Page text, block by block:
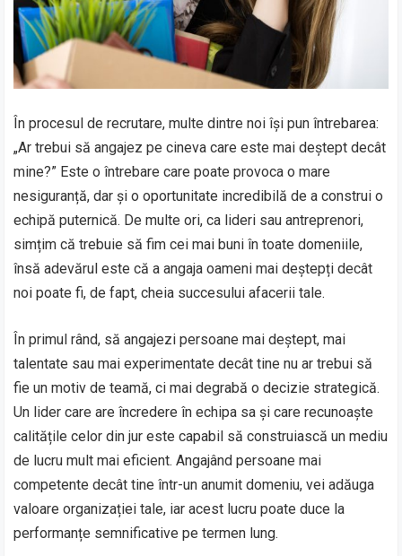
În procesul de recrutare, multe dintre noi își pun întrebarea:
„Ar trebui să angajez pe cineva care este mai deștept decât
mine?” Este o întrebare care poate provoca o mare
nesiguranță, dar și o oportunitate incredibilă de a construi o
echipă puternică. De multe ori, ca lideri sau antreprenori,
simțim că trebuie să fim cei mai buni în toate domeniile,
însă adevărul este că a angaja oameni mai deștepți decât
noi poate fi, de fapt, cheia succesului afacerii tale.
În primul rând, să angajezi persoane mai deștept, mai
talentate sau mai experimentate decât tine nu ar trebui să
fie un motiv de teamă, ci mai degrabă o decizie strategică.
Un lider care are încredere în echipa sa și care recunoaște
calitățile celor din jur este capabil să construiască un mediu
de lucru mult mai eficient. Angajând persoane mai
competente decât tine într-un anumit domeniu, vei adăuga
valoare organizației tale, iar acest lucru poate duce la
performanțe semnificative pe termen lung.